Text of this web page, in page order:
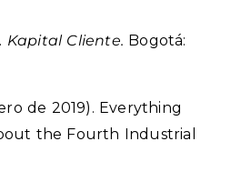
Kapital Cliente. Bogotá:
de 2019). Everything
the Fourth Industrial